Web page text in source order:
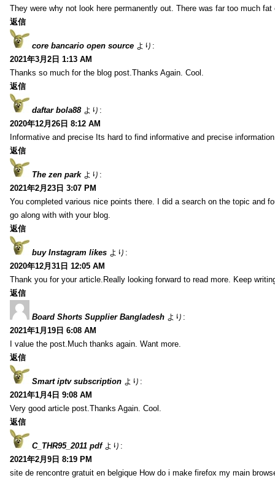
They were why not look here permanently out. There was far too much fat
返信
core bancario open source より:
2021年3月2日 1:13 AM
Thanks so much for the blog post.Thanks Again. Cool.
返信
daftar bola88 より:
2020年12月26日 8:12 AM
Informative and precise Its hard to find informative and precise
返信
The zen park より:
2021年2月23日 3:07 PM
You completed various nice points there. I did a search on the topic and
go along with with your blog.
返信
buy Instagram likes より:
2020年12月31日 12:05 AM
Thank you for your article.Really looking forward to read more. Keep
返信
Board Shorts Supplier Bangladesh より:
2021年1月19日 6:08 AM
I value the post.Much thanks again. Want more.
返信
Smart iptv subscription より:
2021年1月4日 9:08 AM
Very good article post.Thanks Again. Cool.
返信
C_THR95_2011 pdf より:
2021年2月9日 8:19 PM
site de rencontre gratuit en belgique How do i make firefox my main